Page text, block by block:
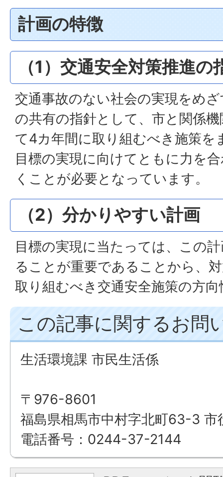
計画の特徴
（1）交通安全対策推進
交通事故のない社会の実現をめ
の共有の指針として、市と関係
て4カ年間に取り組むべき施策を
目標の実現に向けてともに力を
くことが必要となっています。
（2）分かりやすい計画
目標の実現に当たっては、この
ることが重要であることから、
取り組むべき交通安全施策の方
この記事に関するお問
生活環境課 市民生活係
〒976-8601
福島県相馬市中村字北町63-3 市
電話番号：0244-37-2144